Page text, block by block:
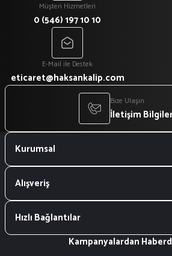
Müşteri Hizmetleri
0 (546) 197 10 10
E-Mail ile Destek
eticaret@haksankalip.com
Bize Ulaşın
İletişim
Kurumsal
Alışveriş
Hızlı Bağlantılar
Kampanyalardan